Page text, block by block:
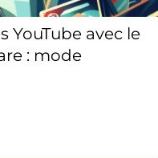
YouTube avec le
: mode